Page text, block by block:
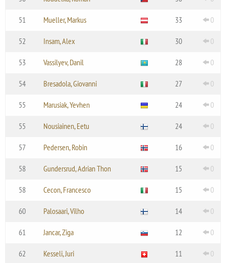
51 Mueller, Markus 33 0
52 Insam, Alex 30 0
53 Vassilyev, Danil 28 0
54 Bresadola, Giovanni 27 0
55 Marusiak, Yevhen 24 0
55 Nousiainen, Eetu 24 0
57 Pedersen, Robin 16 0
58 Gundersrud, Adrian Thon 15 0
58 Cecon, Francesco 15 0
60 Palosaari, Vilho 14 0
61 Jancar, Ziga 12 0
62 Kesseli, Juri 11 0